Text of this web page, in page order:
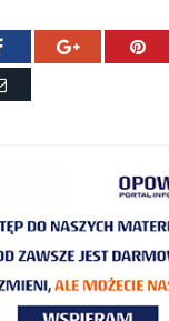
Facebook Google+
E-